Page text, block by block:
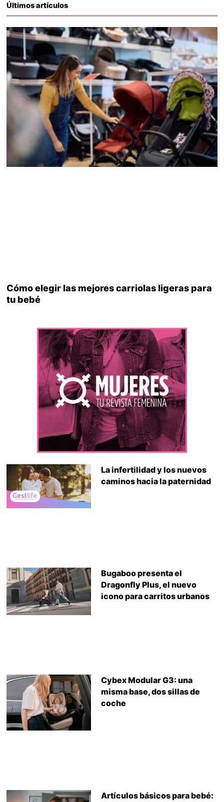
Últimos artículos
Cómo elegir las mejores carriolas ligeras para
tu bebé
La infertilidad y los nuevos
caminos hacia la paternidad
Bugaboo presenta el
Dragonfly Plus, el nuevo
icono para carritos urbanos
Cybex Modular G3: una
misma base, dos sillas de
coche
Artículos básicos para bebé: